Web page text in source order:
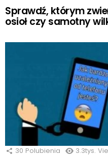
Sprawdź, którym
osioł czy samotny
30 Polubienia 3.3tys.